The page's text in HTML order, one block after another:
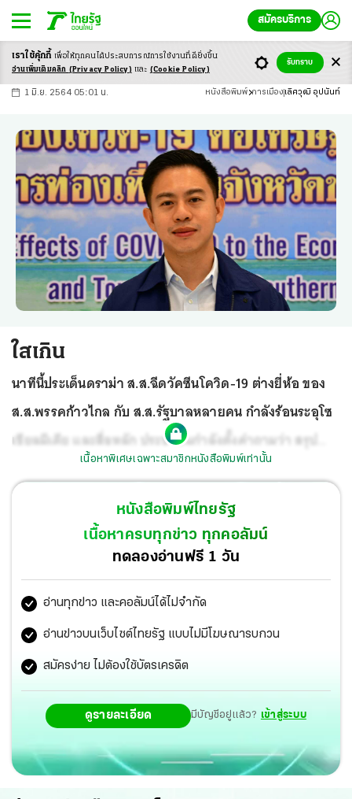
สมัครบริการ
-ก ก ก+
1 มิ.ย. 2564 05:01 น. หนังสือพิมพ์ การเมือง เลิศวุฒิ อุปนันท์
ใสเกิน
นาทีนี้ประเด็นดราม่า ส.ส.ฉีดวัคซีนโควิด-19 ต่างยี่ห้อ ของ
ส.ส.พรรคก้าวไกล กับ ส.ส.รัฐบาลหลายคน กำลังร้อนระอุโซ
เชียลมีเดีย และสื่อหลัก ประชาชนกำลังตั้งคำถามว่า สรุป
แล้วผู้เเทนราษฎรของไทยมีอภิสิทธิ์เลือกวัคซีนต่อสู้โรคร้าย
เหนือประชาชนทั่วไปหรือไม่
เนื้อหาพิเศษเฉพาะสมาชิกหนังสือพิมพ์เท่านั้น
หนังสือพิมพ์ไทยรัฐ
เนื้อหาครบทุกข่าว ทุกคอลัมน์
ทดลองอ่านฟรี 1 วัน
อ่านทุกข่าว และคอลัมน์ได้ไม่จำกัด
อ่านข่าวบนเว็บไซต์ไทยรัฐ แบบไม่มีโฆษณารบกวน
สมัครง่าย ไม่ต้องใช้บัตรเครดิต
ดูรายละเอียด มีบัญชีอยู่แล้ว? เข้าสู่ระบบ
เราใช้คุ้กกี้ เพื่อให้ทุกคนได้ประสบการณ์การใช้งานที่ดียิ่งขึ้น
อ่านเพิ่มเติมคลิก (Privacy Policy) และ (Cookie Policy)
รับทราบ